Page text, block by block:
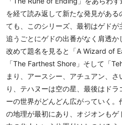
を経て読み返して新たな発見があ
ても、このシリーズ、最初はゲド
追うごとにゲドの出番がなく肩透か
改めて題名を見ると「A Wizard of
「The Farthest Shore」そして「
まり、アースシー、アチュアン、
り、テハヌーは空の星、最後はド
ーの世界がどんどん広がっていく
の地理が最初にあり、オジオンも